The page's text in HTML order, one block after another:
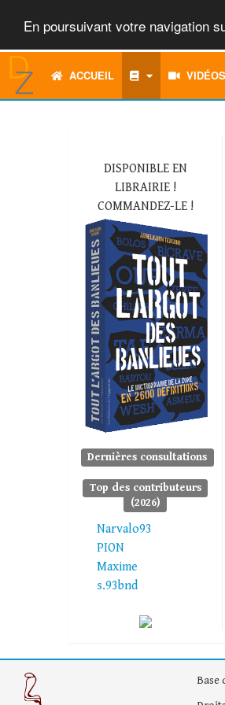
En poursuivant votre navigation
ACCUEIL VIDÉOS
DISPONIBLE EN
LIBRAIRIE !
COMMANDEZ-LE !
Dernières consultations
Top des contributeurs
(2026)
Narvalo93
PION
Maxime
s.93bnd
Base